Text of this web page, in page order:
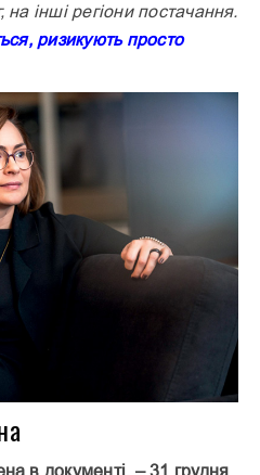
на інші регіони постачання.
ризикують просто
в документі, – 31 грудня